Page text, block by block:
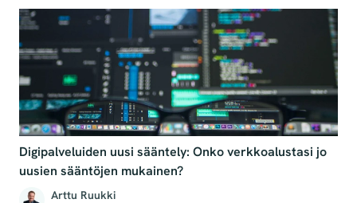
Digipalveluiden uusi sääntely: Onko verkkoalustasi jo
uusien sääntöjen mukainen?
Arttu Ruukki